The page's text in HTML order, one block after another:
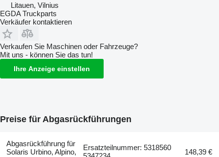
Litauen, Vilnius
EGDA Truckparts
Verkäufer kontaktieren
Verkaufen Sie Maschinen oder Fahrzeuge?
Mit uns - können Sie das tun!
Ihre Anzeige einstellen
Preise für Abgasrückführungen
Abgasrückführung für
Solaris Urbino, Alpino,
Ersatzteilnummer: 5318560
148,39 €